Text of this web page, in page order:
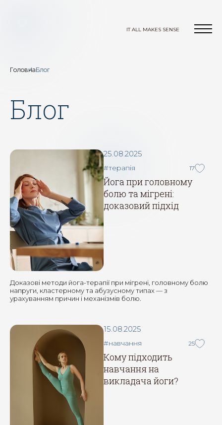
IT ALL MAKES SENSE
ГоловнаБлог
Блог
25.08.2025
#терапія 17
Йога при головному
болю та мігрені:
доказовий підхід
Доказові методи йога-терапії при мігрені, головному болю
напруги, кластерному та абузусному типах — з
урахуванням причин і механізмів болю.
15.08.2025
#навчання 25
Кому підходить
навчання на
викладача йоги?